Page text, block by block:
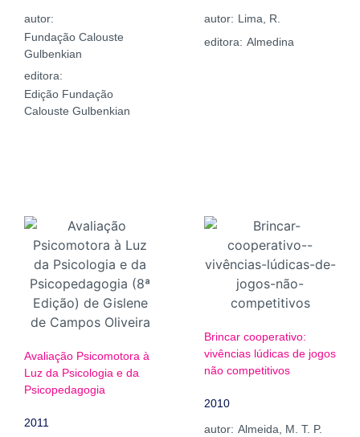
autor:
Fundação Calouste
Gulbenkian
editora:
Edição Fundação
Calouste Gulbenkian
autor: Lima, R.
editora: Almedina
Avaliação Psicomotora à
Luz da Psicologia e da
Psicopedagogia
2011
Brincar cooperativo:
vivências lúdicas de jogos
não competitivos
2010
autor: Almeida, M. T. P.